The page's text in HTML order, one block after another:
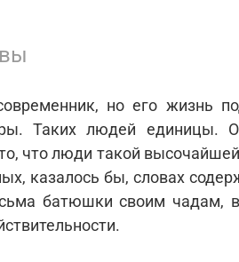
но его жизнь
Таких людей единицы.
что люди такой
казалось бы, словах
батюшки своим чадам,